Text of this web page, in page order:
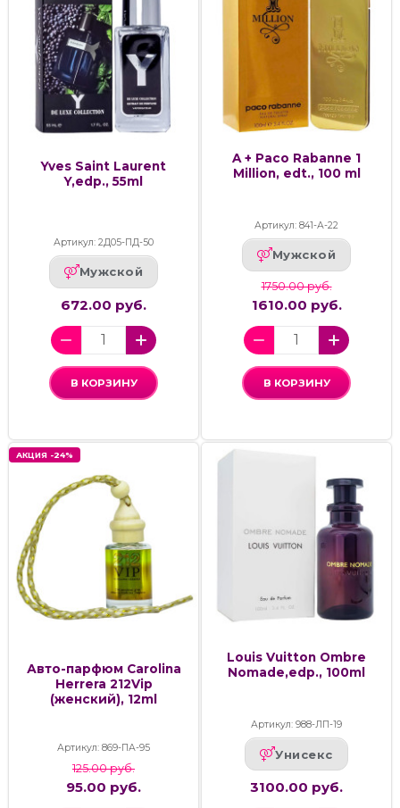
Yves Saint Laurent
Y,edp., 55ml
Артикул: 2Д05-ПД-50
Мужской
672.00 руб.
В КОРЗИНУ
A + Paco Rabanne 1
Million, edt., 100 ml
Артикул: 841-А-22
Мужской
1750.00 руб.
1610.00 руб.
В КОРЗИНУ
АКЦИЯ -24%
Авто-парфюм Carolina
Herrera 212Vip
(женский), 12ml
Артикул: 869-ПА-95
125.00 руб.
95.00 руб.
Louis Vuitton Ombre
Nomade,edp., 100ml
Артикул: 988-ЛП-19
Унисекс
3100.00 руб.